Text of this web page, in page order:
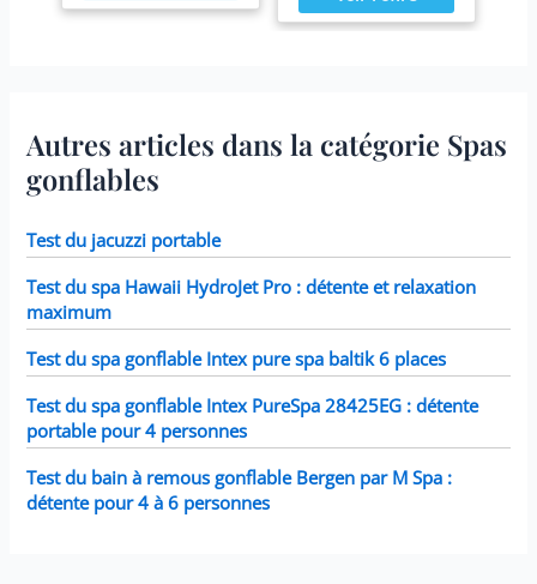
28443E, 28453E, 28421E,
28423E, 28413E, et 28453E.
Chaque filtre mesure 7,6 x
10,2 cm.
dans votre spa Blue Navy.
Autres articles dans la catégorie Spas
gonflables
Test du jacuzzi portable
Test du spa Hawaii HydroJet Pro : détente et relaxation
maximum
Test du spa gonflable Intex pure spa baltik 6 places
Test du spa gonflable Intex PureSpa 28425EG : détente
portable pour 4 personnes
Test du bain à remous gonflable Bergen par M Spa :
détente pour 4 à 6 personnes